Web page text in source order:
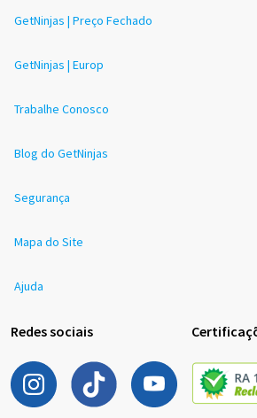
GetNinjas | Preço Fechado
GetNinjas | Europ
Trabalhe Conosco
Blog do GetNinjas
Segurança
Mapa do Site
Ajuda
Redes sociais